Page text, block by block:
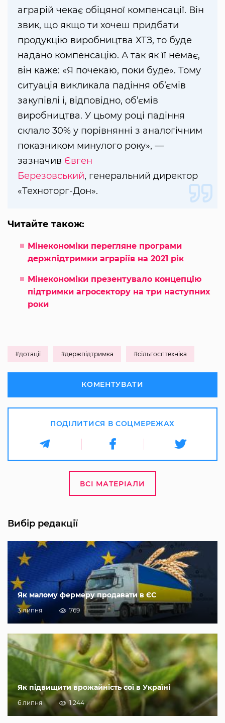
аграрій чекає обіцяної компенсації. Він
звик, що якщо ти хочеш придбати
продукцію виробництва ХТЗ, то буде
надано компенсацію. А так як її немає,
він каже: «Я почекаю, поки буде». Тому
ситуація викликала падіння об’ємів
закупівлі і, відповідно, об’ємів
виробництва. У цьому році падіння
склало 30% у порівнянні з аналогічним
показником минулого року», —
зазначив Євген
Березовський, генеральний директор
«Техноторг-Дон».
Читайте також:
Мінекономіки перегляне програми
держпідтримки аграріїв на 2021 рік
Мінекономіки презентувало концепцію
підтримки агросектору на три наступних
роки
#дотації #держпідтримка #сільгосптехніка
КОМЕНТУВАТИ
ПОДІЛИТИСЯ В СОЦМЕРЕЖАХ
ВСІ МАТЕРІАЛИ
Вибір редакції
Як малому фермеру продавати в ЄС
3 липня 769
Як підвищити врожайність сої в Україні
6 липня 1 244